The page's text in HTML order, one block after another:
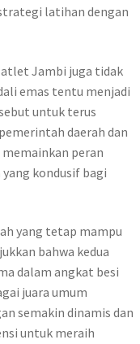
latihan dengan
Jambi juga tidak
emas tentu menjadi
untuk terus
daerah dan
peran
kondusif bagi
yang tetap mampu
bahwa kedua
dalam angkat besi
juara umum
semakin dinamis dan
untuk meraih